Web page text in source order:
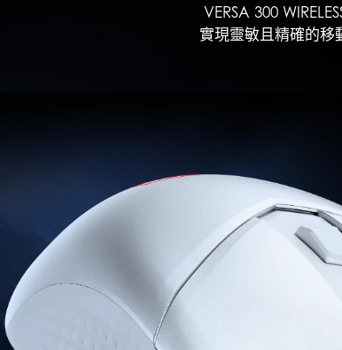
VERSA 300
實現靈敏且精確的移